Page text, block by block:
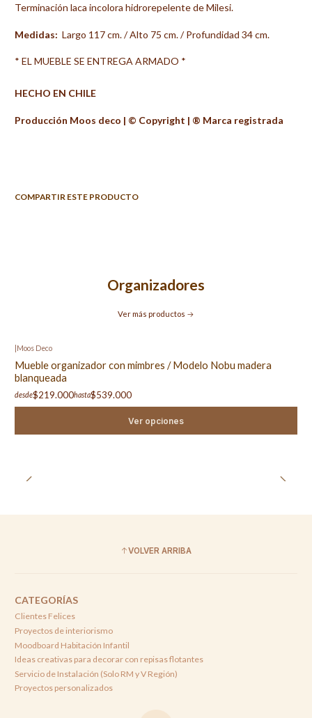
Terminación laca incolora hidrorepelente de Milesi.
Medidas: Largo 117 cm. / Alto 75 cm. / Profundidad 34 cm.
* EL MUEBLE SE ENTREGA ARMADO *
HECHO EN CHILE
Producción Moos deco | ©️ Copyright | ®️ Marca registrada
COMPARTIR ESTE PRODUCTO
Organizadores
Ver más productos
Moos Deco
Mueble organizador con mimbres / Modelo Nobu madera
blanqueada
desde$219.000hasta$539.000
Ver opciones
VOLVER ARRIBA
CATEGORÍAS
Clientes Felices
Proyectos de interiorismo
Moodboard Habitación Infantil
Ideas creativas para decorar con repisas flotantes
Servicio de Instalación (Solo RM y V Región)
Proyectos personalizados